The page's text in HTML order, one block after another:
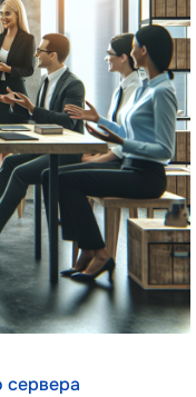
сервера